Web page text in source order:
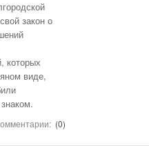
закон о
которых
виде,
(0)